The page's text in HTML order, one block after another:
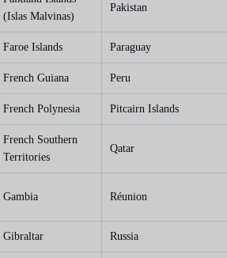
(Islas Malvinas)
Pakistan
Faroe Islands Paraguay
French Guiana Peru
French Polynesia Pitcairn Islands
French Southern
Territories
Qatar
Gambia Réunion
Gibraltar Russia